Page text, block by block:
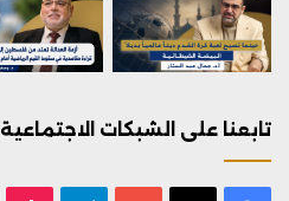
تابعنا على الشبكات الاجتماعية